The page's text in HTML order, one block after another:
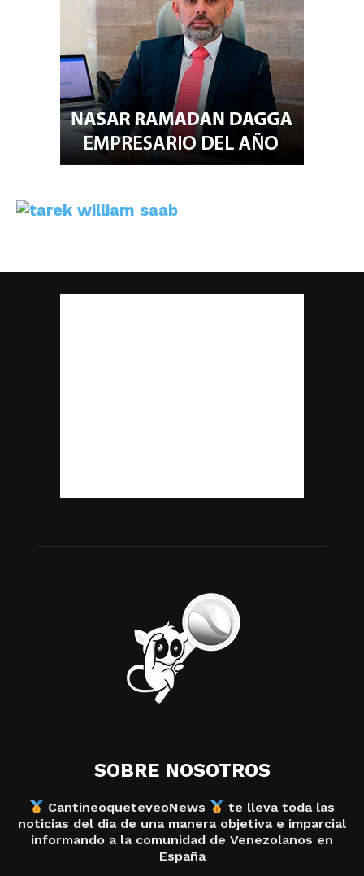
SOBRE NOSOTROS
CantineoqueteveoNews
te lleva toda las
noticias del dia de una manera objetiva e imparcial
informando a la comunidad de Venezolanos en
España